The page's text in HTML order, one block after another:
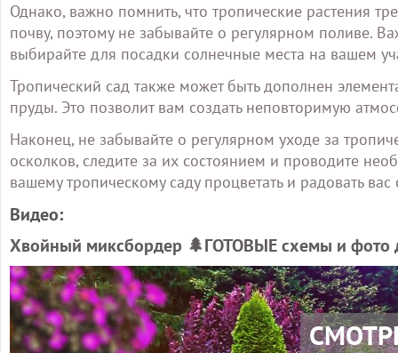
Однако, важно помнить, что тропические растения
почву, поэтому не забывайте о регулярном поливе.
выбирайте для посадки солнечные места на вашем
Тропический сад также может быть дополнен
пруды. Это позволит вам создать неповторимую
Наконец, не забывайте о регулярном уходе за
осколков, следите за их состоянием и проводите
вашему тропическому саду процветать и радовать
Видео:
Хвойный миксбордер 🌲ГОТОВЫЕ схемы и фото